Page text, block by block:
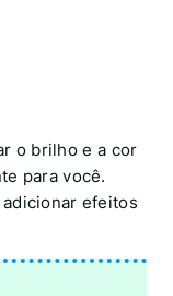
o brilho e a cor
para você.
efeitos